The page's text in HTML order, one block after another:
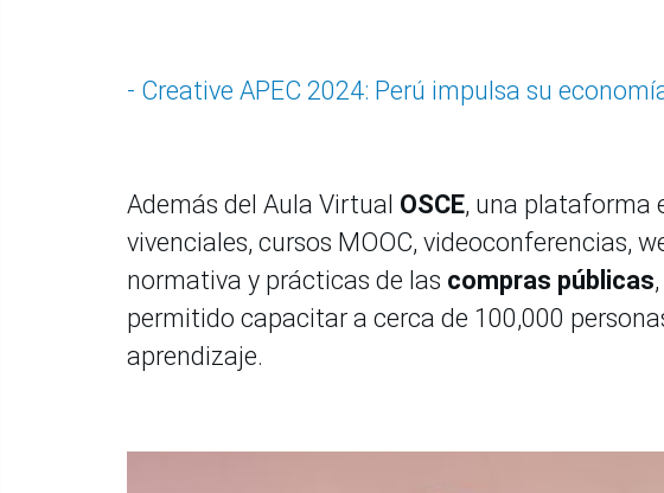
- Creative APEC 2024: Perú impulsa su
Además del Aula Virtual OSCE, una plataforma
vivenciales, cursos MOOC, videoconferencias,
normativa y prácticas de las compras públicas
permitido capacitar a cerca de 100,000
aprendizaje.